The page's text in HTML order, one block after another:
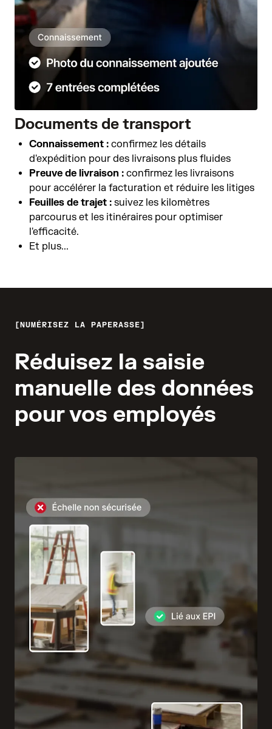
Documents de transport
Connaissement : confirmez les détails
d'expédition pour des livraisons plus fluides
Preuve de livraison : confirmez les livraisons
pour accélérer la facturation et réduire les litiges
Feuilles de trajet : suivez les kilomètres
parcourus et les itinéraires pour optimiser
l'efficacité.
Et plus...
NUMÉRISEZ LA PAPERASSE
Réduisez la saisie
manuelle des données
pour vos employés